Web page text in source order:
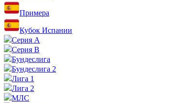
Примера
Кубок Испании
Серия А
Серия B
Бундеслига
Бундеслига 2
Лига 1
Лига 2
МЛС